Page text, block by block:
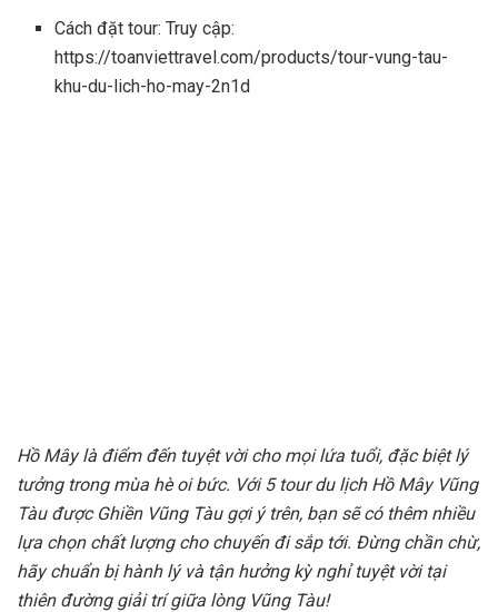
Cách đặt tour: Truy cập:
https://toanviettravel.com/products/tour-vung-tau-
khu-du-lich-ho-may-2n1d
Hồ Mây là điểm đến tuyệt vời cho mọi lứa tuổi, đặc biệt lý
tưởng trong mùa hè oi bức. Với 5 tour du lịch Hồ Mây Vũng
Tàu được Ghiền Vũng Tàu gợi ý trên, bạn sẽ có thêm nhiều
lựa chọn chất lượng cho chuyến đi sắp tới. Đừng chần chừ,
hãy chuẩn bị hành lý và tận hưởng kỳ nghỉ tuyệt vời tại
thiên đường giải trí giữa lòng Vũng Tàu!